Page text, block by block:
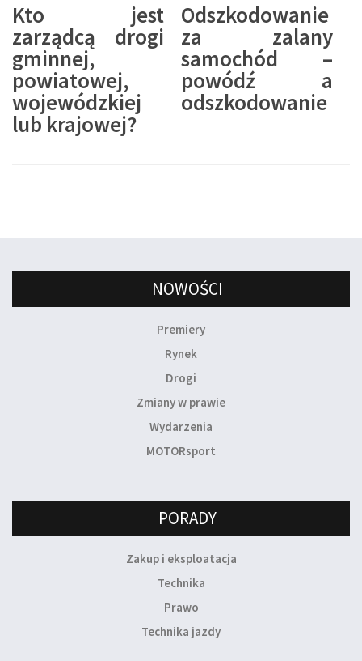
Kto jest
zarządcą drogi
gminnej,
powiatowej,
wojewódzkiej
lub krajowej?
Odszkodowanie
za zalany
samochód –
powódź a
odszkodowanie
NOWOŚCI
Premiery
Rynek
Drogi
Zmiany w prawie
Wydarzenia
MOTORsport
PORADY
Zakup i eksploatacja
Technika
Prawo
Technika jazdy